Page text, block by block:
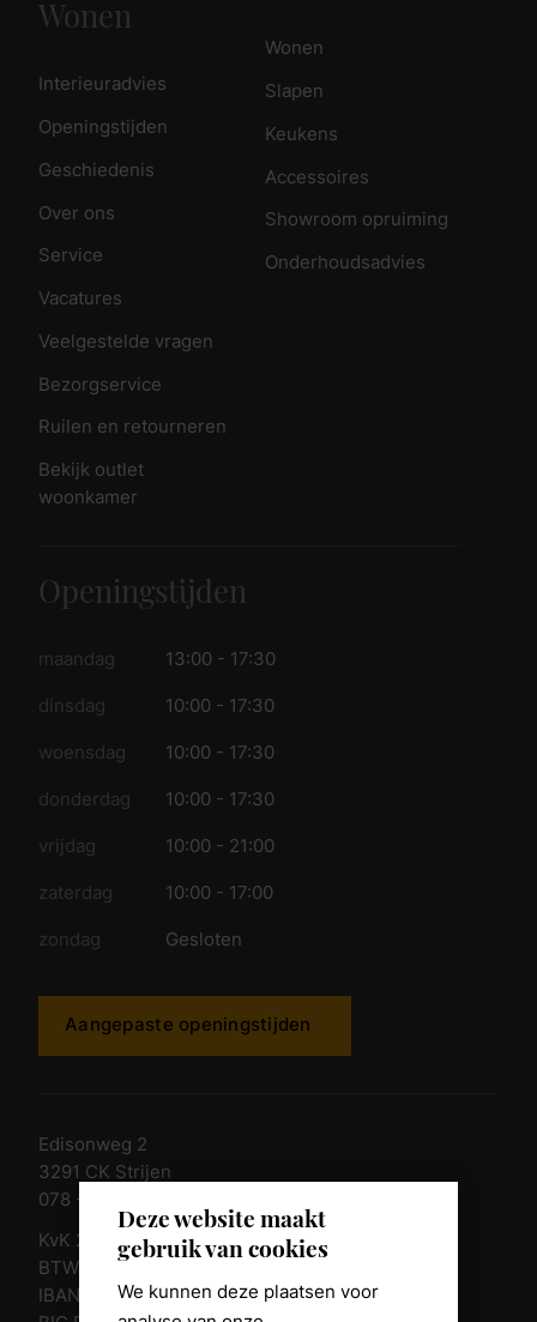
Deze website maakt
gebruik van cookies
We kunnen deze plaatsen voor
Wonen
Interieuradvies
Openingstijden
Geschiedenis
Over ons
Service
Vacatures
Veelgestelde vragen
Bezorgservice
Ruilen en retourneren
Bekijk outlet
woonkamer
Wonen
Slapen
Keukens
Accessoires
Showroom opruiming
Onderhoudsadvies
Openingstijden
maandag 13:00 - 17:30
dinsdag 10:00 - 17:30
woensdag 10:00 - 17:30
donderdag 10:00 - 17:30
vrijdag 10:00 - 21:00
zaterdag 10:00 - 17:00
zondag Gesloten
Aangepaste openingstijden
Edisonweg 2
3291 CK Strijen
078 - 674 84 85
KvK 23011135
BTW nr. NL 805098938.B.01
IBAN NL10 RABO 0361 8039 58